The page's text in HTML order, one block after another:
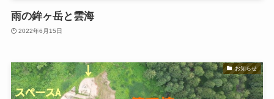
雨の鉾ヶ岳と雲海
2022年6月15日
お知らせ